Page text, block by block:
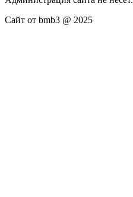
Сайт от bmb3 @ 2025